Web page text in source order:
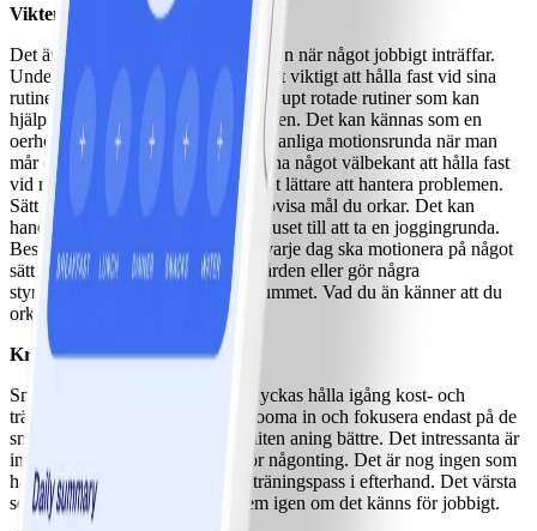
Vikten av rutiner
Det är lätt att tappa fotfästet i tillvaron när något jobbigt inträffar.
Under sådana perioder är det särskilt viktigt att hålla fast vid sina
rutiner. Matlagning och motion är djupt rotade rutiner som kan
hjälpa en att få kontroll över livet igen. Det kan kännas som en
oerhörd tröskel att ge sig ut på sin vanliga motionsrunda när man
mår dåligt, men det är värt det. Att ha något välbekant att hålla fast
vid när livet är kaotiskt kan göra det lättare att hantera problemen.
Sätt upp så stora dagliga och veckovisa mål du orkar. Det kan
handla om allt från att ta sig ut ur huset till att ta en joggingrunda.
Bestäm gärna ett klockslag då du varje dag ska motionera på något
sätt. Gå en promenad, påta i trädgården eller gör några
styrkeövningar hemma i vardagsrummet. Vad du än känner att du
orkar med.
Krishantering med små steg
Små steg är det viktigaste för att lyckas hålla igång kost- och
träningsvanorna under en kris. Zooma in och fokusera endast på de
små steg du kan ta för att må en liten aning bättre. Det intressanta är
inte vad man gör utan att man gör någonting. Det är nog ingen som
har ångrat en promenad eller ett träningspass i efterhand. Det värsta
som kan hända är att man går hem igen om det känns för jobbigt.